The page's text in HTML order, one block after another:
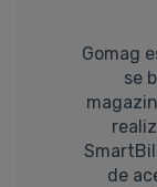
Gomag
se
de